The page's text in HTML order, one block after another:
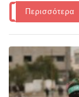
Περισσότερα